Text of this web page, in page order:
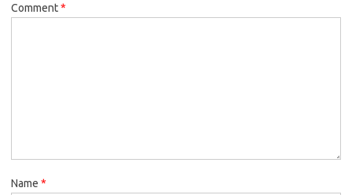
Comment*
Name *